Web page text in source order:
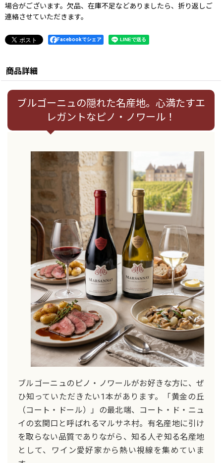
場合がございます。欠品、在庫不足などありましたら、折り返しご
連絡させていただきます。
Facebookでシェア
商品詳細
ブルゴーニュの隠れた名産地。心満たすエ
レガントなピノ・ノワール！
ブルゴーニュのピノ・ノワールがお好きな方に、ぜ
ひ知っていただきたい1本があります。「黄金の丘
（コート・ドール）」の最北端、コート・ド・ニュ
イの玄関口と呼ばれるマルサネ村。有名産地に引け
を取らない品質でありながら、知る人ぞ知る名産地
として、ワイン愛好家から熱い視線を集めていま